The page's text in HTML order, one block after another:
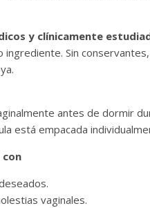
y clínicamente
ingrediente. Sin
antes de dormir
está empacada
con
vaginales.